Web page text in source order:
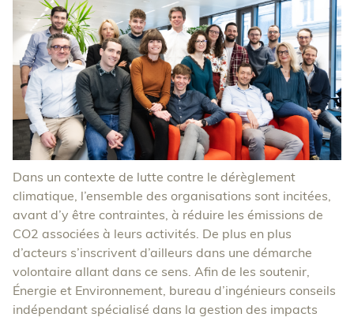
Dans un contexte de lutte contre le dérèglement
climatique, l’ensemble des organisations sont incitées,
avant d’y être contraintes, à réduire les émissions de
CO2 associées à leurs activités. De plus en plus
d’acteurs s’inscrivent d’ailleurs dans une démarche
volontaire allant dans ce sens. Afin de les soutenir,
Énergie et Environnement, bureau d’ingénieurs conseils
indépendant spécialisé dans la gestion des impacts